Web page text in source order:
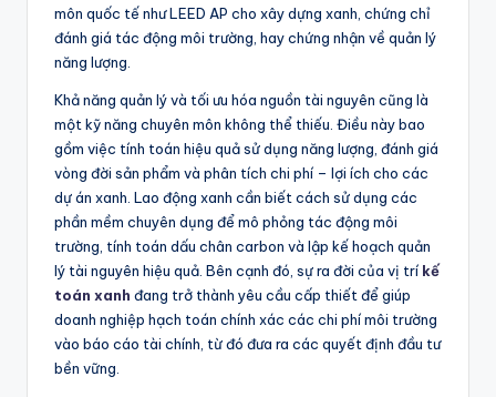
môn quốc tế như LEED AP cho xây dựng xanh, chứng chỉ
đánh giá tác động môi trường, hay chứng nhận về quản lý
năng lượng.
Khả năng quản lý và tối ưu hóa nguồn tài nguyên cũng là
một kỹ năng chuyên môn không thể thiếu. Điều này bao
gồm việc tính toán hiệu quả sử dụng năng lượng, đánh giá
vòng đời sản phẩm và phân tích chi phí – lợi ích cho các
dự án xanh. Lao động xanh cần biết cách sử dụng các
phần mềm chuyên dụng để mô phỏng tác động môi
trường, tính toán dấu chân carbon và lập kế hoạch quản
lý tài nguyên hiệu quả. Bên cạnh đó, sự ra đời của vị trí kế
toán xanh đang trở thành yêu cầu cấp thiết để giúp
doanh nghiệp hạch toán chính xác các chi phí môi trường
vào báo cáo tài chính, từ đó đưa ra các quyết định đầu tư
bền vững.